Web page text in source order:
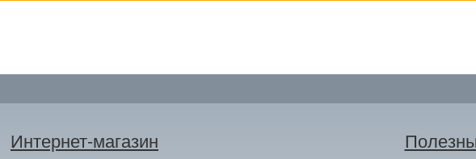
Интернет-магазин